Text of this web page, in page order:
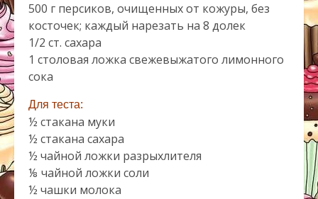
500 г персиков, очищенных от кожуры, без
косточек; каждый нарезать на 8 долек
1/2 ст. сахара
1 столовая ложка свежевыжатого лимонного
сока
Для теста:
½ стакана муки
½ стакана сахара
½ чайной ложки разрыхлителя
⅛ чайной ложки соли
½ чашки молока